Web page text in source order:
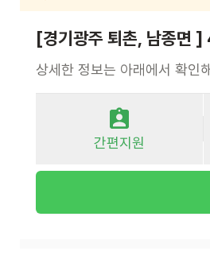
[경기광주 퇴촌, 남종면 ]
상세한 정보는 아래에서 확인
간편지원